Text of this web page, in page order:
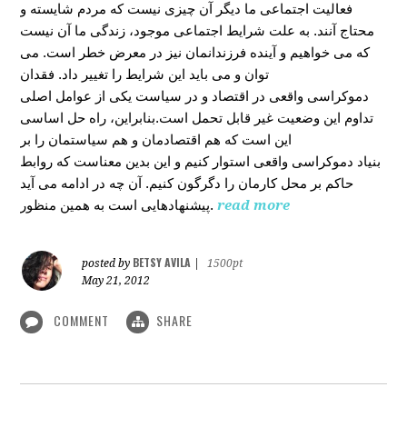
فعالیت اجتماعی ما دیگر آن چیزی نیست که مردم شایسته و
محتاج آنند. به علت شرایط اجتماعی موجود، زندگی ما آن نیست
که می خواهیم و آینده فرزندانمان نیز در معرض خطر است. می
توان و می باید این شرایط را تغییر داد. فقدان
دموکراسی واقعی در اقتصاد و در سیاست یکی از عوامل اصلی
تداوم این وضعیت غیر قابل تحمل است.بنابراین، راه حل اساسی
این است که هم اقتصادمان و هم سیاستمان را بر
بنیاد دموکراسی واقعی استوار کنیم و این بدین معناست که روابط
حاکم بر محل کارمان را دگرگون کنیم. آن چه در ادامه می آید
پیشنهادهایی است به همین منظور. read more
posted by BETSY AVILA
1500pt
May 21, 2012
COMMENT SHARE